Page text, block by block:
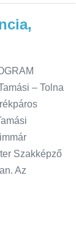
– Tolna
Szakképző
Az